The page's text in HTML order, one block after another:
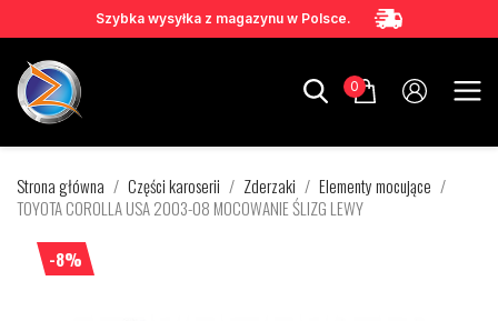
Szybka wysyłka z magazynu w Polsce.
0
Strona główna Części karoserii Zderzaki
Elementy mocujące
TOYOTA COROLLA USA 2003-08 MOCOWANIE ŚLIZG LEWY
-8%